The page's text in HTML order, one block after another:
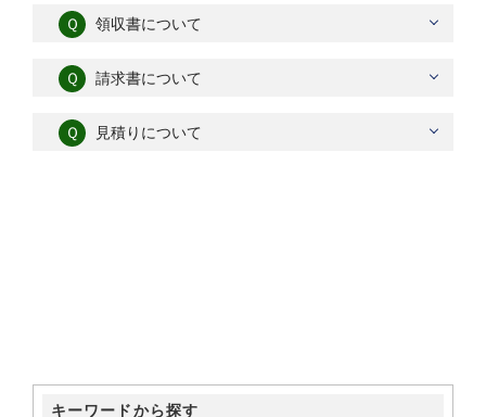
Ｑ 領収書について
Ｑ 請求書について
Ｑ 見積りについて
キーワードから探す